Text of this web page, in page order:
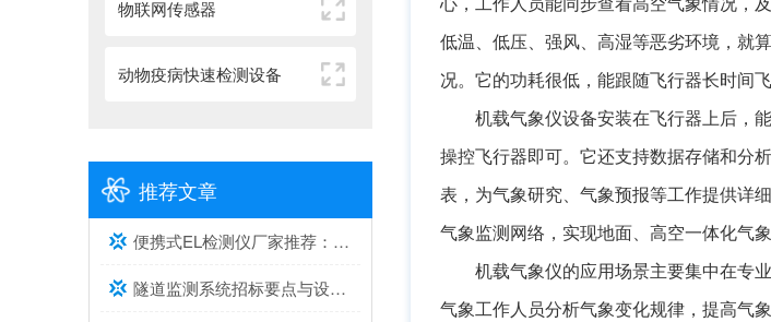
物联网传感器
动物疫病快速检测设备
推荐文章
便携式EL检测仪厂家推荐：综合实力与口碑兼具的2家
隧道监测系统招标要点与设备选型建议
低温、低压、强风、高湿等恶劣环境，就
况。它的功耗很低，能跟随飞行器长时间
机载气象仪设备安装在飞行器上后，
操控飞行器即可。它还支持数据存储和分
表，为气象研究、气象预报等工作提供详
气象监测网络，实现地面、高空一体化气象
机载气象仪的应用场景主要集中在专
气象工作人员分析气象变化规律，提高气